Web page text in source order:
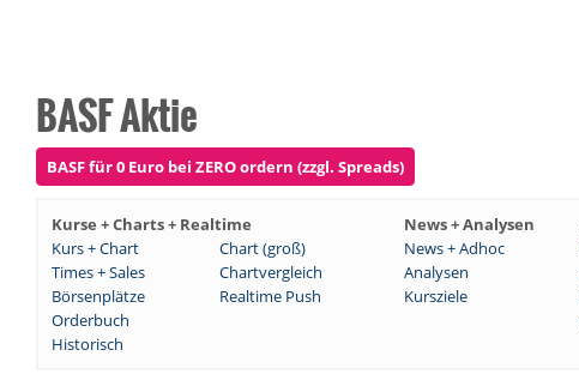
BASF Aktie
BASF für 0 Euro bei ZERO ordern (zzgl. Spreads)
Kurse + Charts + Realtime News + Analysen
Kurs + Chart
Chart (groß) News + Adhoc
Times + Sales
Chartvergleich Analysen
Börsenplätze
Realtime Push Kursziele
Orderbuch
Historisch